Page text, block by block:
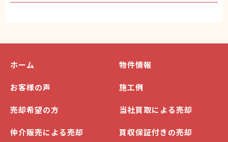
ホーム 物件情報
お客様の声 施工例
売却希望の方 当社買取による売却
仲介販売による売却 買収保証付きの売却